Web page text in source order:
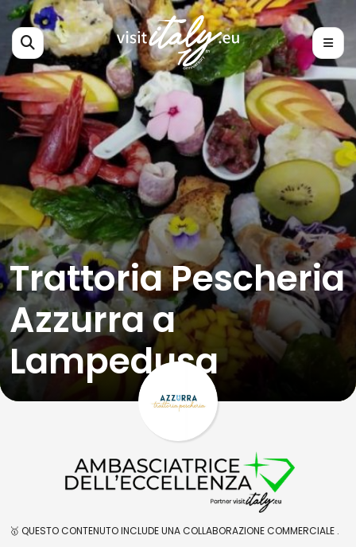
Trattoria Pescheria
Azzurra a
Lampedusa
🥇 QUESTO CONTENUTO INCLUDE UNA COLLABORAZIONE COMMERCIALE .